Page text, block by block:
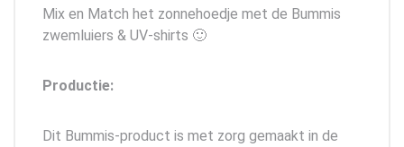
Mix en Match het zonnehoedje met de Bummis
zwemluiers & UV-shirts 🙂
Productie:
Dit Bummis-product is met zorg gemaakt in de